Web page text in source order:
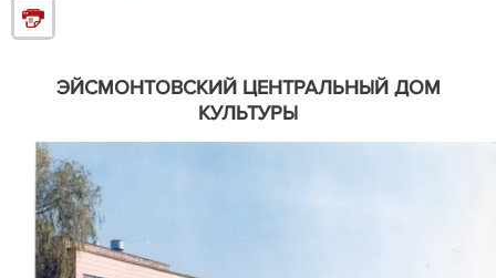
ЭЙСМОНТОВСКИЙ ЦЕНТРАЛЬНЫЙ ДОМ
КУЛЬТУРЫ